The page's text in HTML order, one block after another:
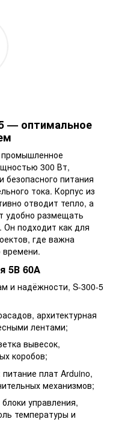
— оптимальное
300 Вт,
безопасного питания
тока. Корпус из
отводит тепло, а
удобно размещать
Он подходит как для
где важна
времени.
5В 60А
и надёжности, S-300-5
архитектурная
лентами;
вывесок,
коробов;
питание плат Arduino,
механизмов;
блоки управления,
температуры и